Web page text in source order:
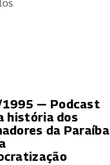
— Podcast
história dos
da Paraíba